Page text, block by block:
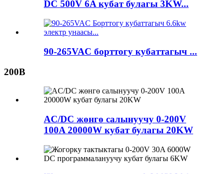
DC 500V 6A кубат булагы 3KW...
90-265VAC борттогу кубаттагыч ...
200В
AC/DC жөнгө салынуучу 0-200V
100A 20000W кубат булагы 20KW